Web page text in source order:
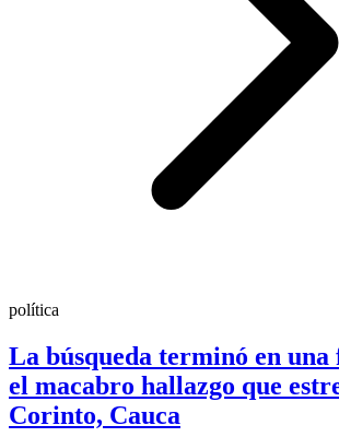
política
La búsqueda terminó en una
el macabro hallazgo que
Corinto, Cauca